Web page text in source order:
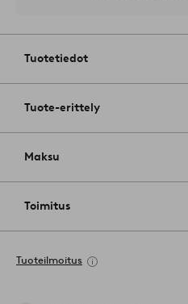
Tuotetiedot
Tuote-erittely
Maksu
Toimitus
Tuoteilmoitus